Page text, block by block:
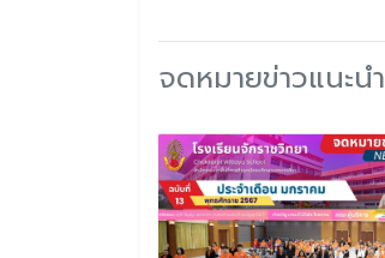
จดหมายข่าวแนะนำ